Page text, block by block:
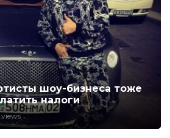
шоу-бизнеса тоже
налоги